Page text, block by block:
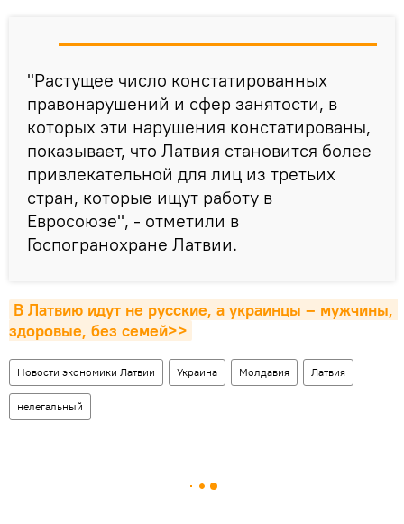
"Растущее число констатированных
правонарушений и сфер занятости, в
которых эти нарушения констатированы,
показывает, что Латвия становится более
привлекательной для лиц из третьих
стран, которые ищут работу в
Евросоюзе", - отметили в
Госпогранохране Латвии.
В Латвию идут не русские, а украинцы – мужчины,
здоровые, без семей>>
Новости экономики Латвии Украина Молдавия Латвия
нелегальный